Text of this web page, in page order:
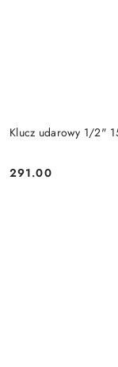
Klucz udarowy 1/2"
Cena:
291.00